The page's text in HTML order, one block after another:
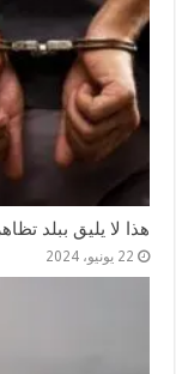
هذا لا يليق ببلد
22 يونيو، 2024